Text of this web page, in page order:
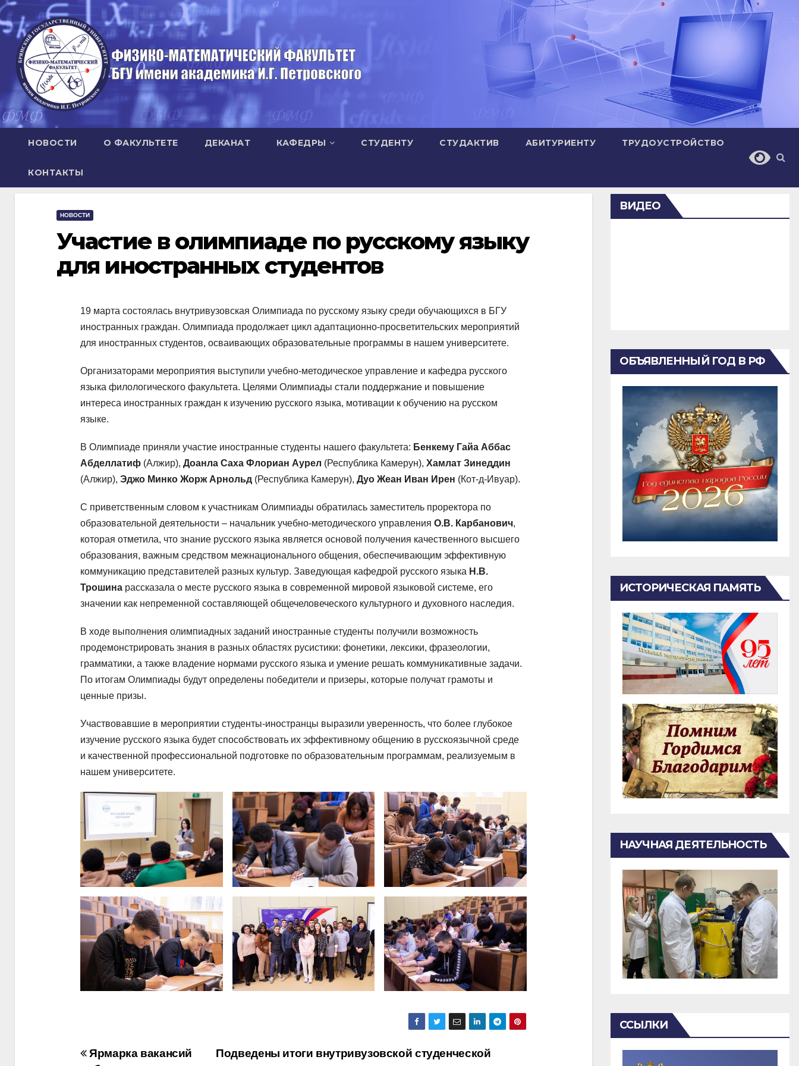
Перейти
к
содержимому
НОВОСТИ О ФАКУЛЬТЕТЕ ДЕКАНАТ КАФЕДРЫ СТУДЕНТУ СТУДАКТИВ АБИТУРИЕНТУ ТРУДОУСТРОЙСТВО
КОНТАКТЫ
НОВОСТИ
Участие в олимпиаде по русскому языку
для иностранных студентов
19 марта состоялась внутривузовская Олимпиада по русскому языку среди обучающихся в БГУ
иностранных граждан. Олимпиада продолжает цикл адаптационно-просветительских мероприятий
для иностранных студентов, осваивающих образовательные программы в нашем университете.
Организаторами мероприятия выступили учебно-методическое управление и кафедра русского
языка филологического факультета. Целями Олимпиады стали поддержание и повышение
интереса иностранных граждан к изучению русского языка, мотивации к обучению на русском
языке.
В Олимпиаде приняли участие иностранные студенты нашего факультета: Бенкему Гайа Аббас
Абделлатиф (Алжир), Доанла Саха Флориан Аурел (Республика Камерун), Хамлат Зинеддин
(Алжир), Эджо Минко Жорж Арнольд (Республика Камерун), Дуо Жеан Иван Ирен (Кот-д-Ивуар).
С приветственным словом к участникам Олимпиады обратилась заместитель проректора по
образовательной деятельности – начальник учебно-методического управления О.В. Карбанович,
которая отметила, что знание русского языка является основой получения качественного высшего
образования, важным средством межнационального общения, обеспечивающим эффективную
коммуникацию представителей разных культур. Заведующая кафедрой русского языка Н.В.
Трошина рассказала о месте русского языка в современной мировой языковой системе, его
значении как непременной составляющей общечеловеческого культурного и духовного наследия.
В ходе выполнения олимпиадных заданий иностранные студенты получили возможность
продемонстрировать знания в разных областях русистики: фонетики, лексики, фразеологии,
грамматики, а также владение нормами русского языка и умение решать коммуникативные задачи.
По итогам Олимпиады будут определены победители и призеры, которые получат грамоты и
ценные призы.
Участвовавшие в мероприятии студенты-иностранцы выразили уверенность, что более глубокое
изучение русского языка будет способствовать их эффективному общению в русскоязычной среде
и качественной профессиональной подготовке по образовательным программам, реализуемым в
нашем университете.
Навигация
Подведены итоги внутривузовской студенческой
Ярмарка вакансий
ВИДЕО
ОБЪЯВЛЕННЫЙ ГОД В РФ
ИСТОРИЧЕСКАЯ ПАМЯТЬ
НАУЧНАЯ ДЕЯТЕЛЬНОСТЬ
ССЫЛКИ